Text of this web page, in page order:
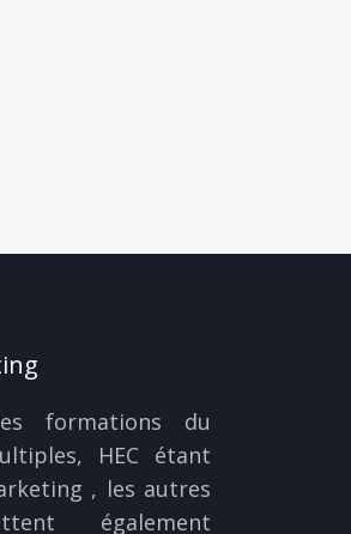
formations du
HEC étant
, les autres
également